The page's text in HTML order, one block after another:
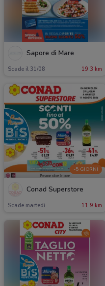
Sapore di Mare
Scade il 31/08 19.3 km
-5 GIORNI
Conad Superstore
Scade martedì 11.9 km